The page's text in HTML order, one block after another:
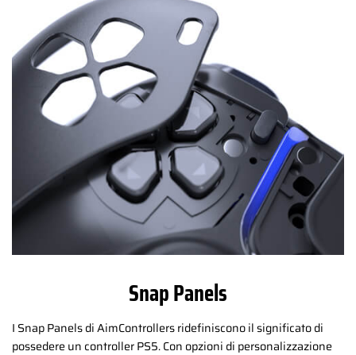
Snap Panels
I Snap Panels di AimControllers ridefiniscono il significato di
possedere un controller PS5. Con opzioni di personalizzazione